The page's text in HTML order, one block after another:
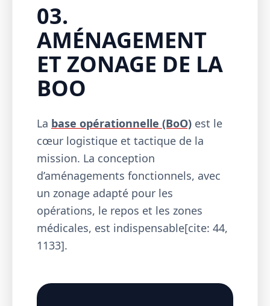
03.
AMÉNAGEMENT
ET ZONAGE DE LA
BOO
La base opérationnelle (BoO) est le
cœur logistique et tactique de la
mission. La conception
d’aménagements fonctionnels, avec
un zonage adapté pour les
opérations, le repos et les zones
médicales, est indispensable[cite: 44,
1133].